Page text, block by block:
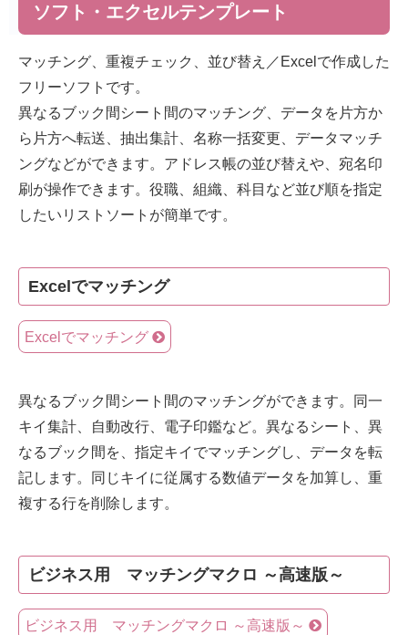
ソフト・エクセルテンプレート
マッチング、重複チェック、並び替え／Excelで作成した
フリーソフトです。
異なるブック間シート間のマッチング、データを片方か
ら片方へ転送、抽出集計、名称一括変更、データマッチ
ングなどができます。アドレス帳の並び替えや、宛名印
刷が操作できます。役職、組織、科目など並び順を指定
したいリストソートが簡単です。
Excelでマッチング
Excelでマッチング
異なるブック間シート間のマッチングができます。同一
キイ集計、自動改行、電子印鑑など。異なるシート、異
なるブック間を、指定キイでマッチングし、データを転
記します。同じキイに従属する数値データを加算し、重
複する行を削除します。
ビジネス用 マッチングマクロ ～高速版～
ビジネス用 マッチングマクロ ～高速版～